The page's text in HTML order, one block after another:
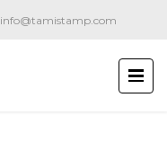
info@tamistamp.com